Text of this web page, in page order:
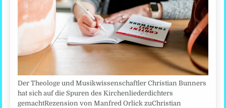
Der Theologe und Musikwissenschaftler Christian Bunners
hat sich auf die Spuren des Kirchenliederdichters
gemachtRezension von Manfred Orlick zuChristian